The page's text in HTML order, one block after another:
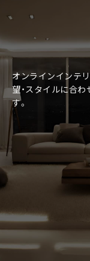
オンラインインテ
望・スタイルに合
す。
フ
ご依